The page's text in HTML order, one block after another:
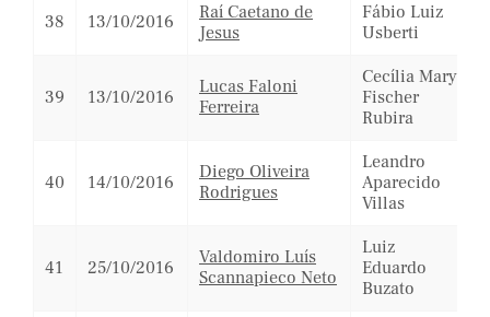
38 13/10/2016
Raí Caetano de
Jesus
Fábio Luiz
Usberti
39 13/10/2016
Lucas Faloni
Ferreira
Cecília Mary
Fischer
Rubira
40 14/10/2016
Diego Oliveira
Rodrigues
Leandro
Aparecido
Villas
41 25/10/2016
Valdomiro Luís
Scannapieco Neto
Luiz
Eduardo
Buzato